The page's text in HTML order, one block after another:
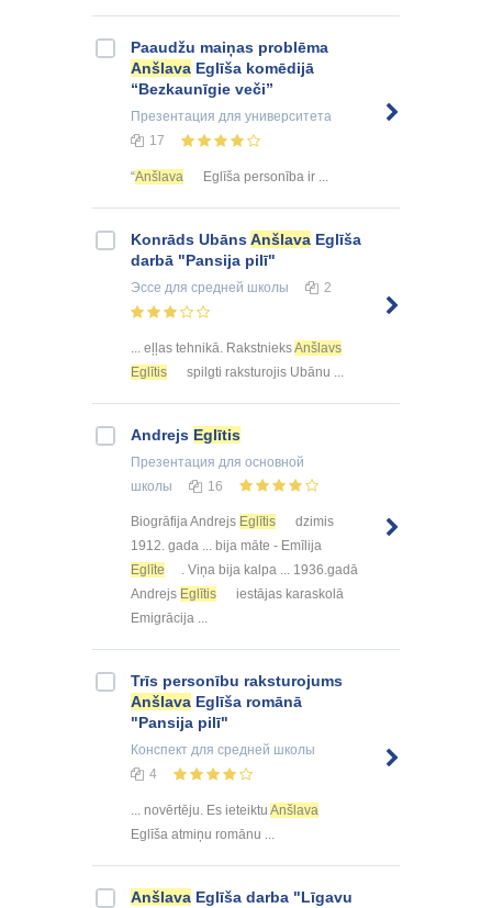
Paaudžu maiņas problēma
Anšlava Eglīša komēdijā
“Bezkaunīgie veči”
Презентация для университета
17
“Anšlava Eglīša personība ir ...
Konrāds UbānsAnšlava Eglīša
darbā "Pansija pilī"
Эссе для средней школы 2
... eļļas tehnikā. RakstnieksAnšlavs
Eglītis
spilgti raksturojis Ubānu ...
Andrejs Eglītis
Презентация для основной
школы
16
Biogrāfija Andrejs Eglītis
dzimis
1912. gada ... bija māte - Emīlija
Eglīte
. Viņa bija kalpa ... 1936.gadā
Andrejs Eglītis
iestājas karaskolā
Emigrācija ...
Trīs personību raksturojums
Anšlava Eglīša romānā
"Pansija pilī"
Конспект для средней школы
4
... novērtēju. Es ieteiktu Anšlava
Eglīša atmiņu romānu ...
Anšlava Eglīša darba "Līgavu